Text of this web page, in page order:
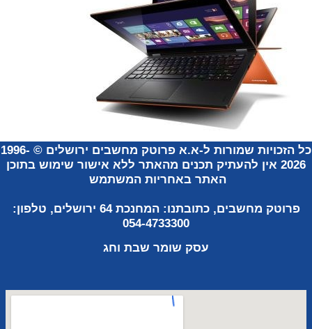
הזכויות שמורות ל-א.א פרוטק מחשבים ירושלים ©
1996-
2026 אין להעתיק תכנים מהאתר ללא אישור שימושבתוכן
האתר באחריות המשתמש
פרוטק מחשבים, כתובתנו: המחנכת 64 ירושלים, טלפון:
054-4733300
עסק שומר שבת וחג